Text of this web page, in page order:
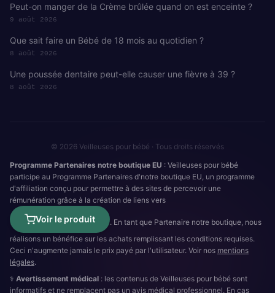
Peut-on manger de la Crème brûlée quand on est enceinte ?
9 août 2026
Que sait faire un Bébé de 18 mois au quotidien ?
8 août 2026
Une poussée dentaire peut-elle causer une fièvre à 39 ?
8 août 2026
© 2026 Veilleuses pour bébé · Tous droits réservés
Programme Partenaires notre boutique EU : Veilleuses pour bébé
participe au Programme Partenaires d'notre boutique EU, un programme
d'affiliation conçu pour permettre à des sites de percevoir une
rémunération grâce à la création de liens vers
Voir le produit
. En tant que Partenaire notre boutique, nous
réalisons un bénéfice sur les achats remplissant les conditions requises.
Ceci n'augmente jamais le prix payé par l'utilisateur. Voir nos mentions
légales.
⚕️ Avertissement médical : les contenus de Veilleuses pour bébé sont
informatifs et ne remplacent pas un avis médical professionnel. En cas